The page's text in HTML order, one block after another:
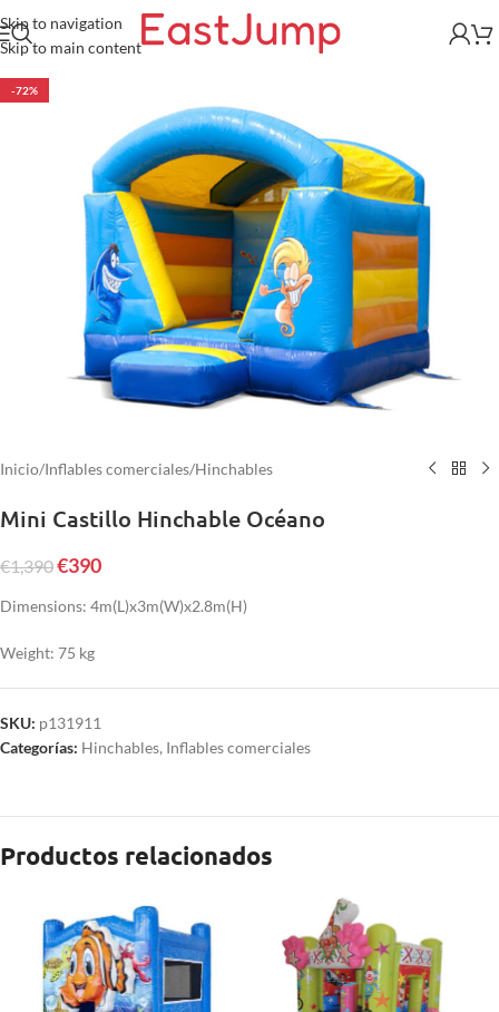
Skip to navigation
Skip to main content
-72%
Inicio/Inflables comerciales/Hinchables
Mini Castillo Hinchable Océano
€1,390€390
Dimensions: 4m(L)x3m(W)x2.8m(H)
Weight: 75 kg
SKU: p131911
Categorías: Hinchables, Inflables comerciales
Productos relacionados